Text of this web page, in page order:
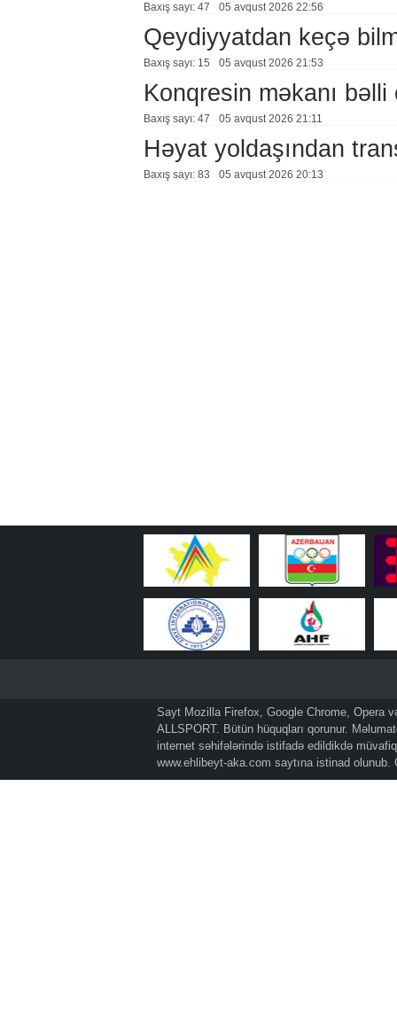
Baxış sayı: 47 05 avqust 2026 22:56
Qeydiyyatdan keçə
Baxış sayı: 15 05 avqust 2026 21:53
Konqresin məkanı bəlli
Baxış sayı: 47 05 avqust 2026 21:11
Həyat yoldaşından
Baxış sayı: 83 05 avqust 2026 20:13
Sayt Mozilla Firefox, Google Chrome, Opera
ALLSPORT. Bütün hüquqları qorunur.
internet səhifələrində istifadə edildikdə
www.ehlibeyt-aka.com saytına istinad olunub.